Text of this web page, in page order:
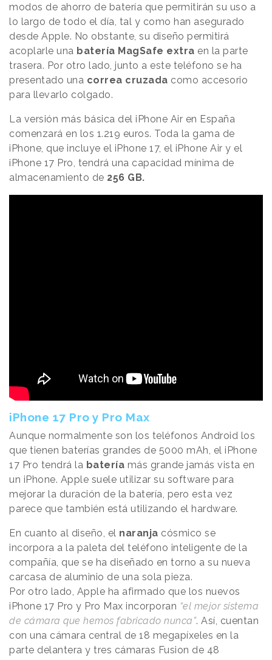
modos de ahorro de batería que permitirán su uso a
lo largo de todo el día, tal y como han asegurado
desde Apple. No obstante, su diseño permitirá
acoplarle una batería MagSafe extra en la parte
trasera. Por otro lado, junto a este teléfono se ha
presentado una correa cruzada como accesorio
para llevarlo colgado.
La versión más básica del iPhone Air en España
comenzará en los 1.219 euros. Toda la gama de
iPhone, que incluye el iPhone 17, el iPhone Air y el
iPhone 17 Pro, tendrá una capacidad mínima de
almacenamiento de 256 GB.
iPhone 17 Pro y Pro Max
Aunque normalmente son los teléfonos Android los
que tienen baterías grandes de 5000 mAh, el iPhone
17 Pro tendrá la batería más grande jamás vista en
un iPhone. Apple suele utilizar su software para
mejorar la duración de la batería, pero esta vez
parece que también está utilizando el hardware.
En cuanto al diseño, el naranja cósmico se
incorpora a la paleta del teléfono inteligente de la
compañía, que se ha diseñado en torno a su nueva
carcasa de aluminio de una sola pieza.
Por otro lado, Apple ha afirmado que los nuevos
iPhone 17 Pro y Pro Max incorporan “el mejor sistema
de cámara que hemos fabricado nunca”. Así, cuentan
con una cámara central de 18 megapíxeles en la
parte delantera y tres cámaras Fusion de 48